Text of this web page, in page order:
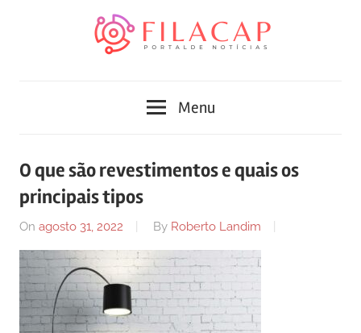
notícias
FilaCap
com
informações
relevantes.
Menu
O que são revestimentos e quais os
principais tipos
On agosto 31, 2022 By Roberto Landim